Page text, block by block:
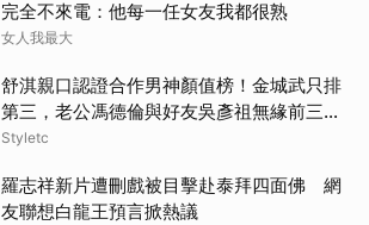
完全不來電：他每一任女友我都很熟
女人我最大
舒淇親口認證合作男神顏值榜！金城武只排
第三，老公馮德倫與好友吳彥祖無緣前三笑
翻網友
Styletc
羅志祥新片遭刪戲被目擊赴泰拜四面佛 網
友聯想白龍王預言掀熱議